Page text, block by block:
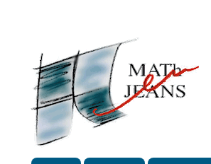
non
identifié